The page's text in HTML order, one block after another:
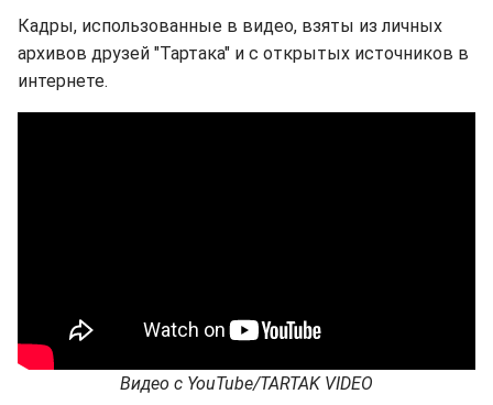
Кадры, использованные в видео, взяты из личных
архивов друзей "Тартака" и с открытых источников в
интернете.
Видео с YouTube/TARTAK VIDEO